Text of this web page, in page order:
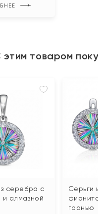
этим товаром
серебра с
алмазной
Серьги
гранью